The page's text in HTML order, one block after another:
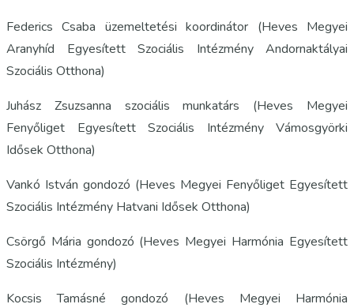
Federics Csaba üzemeltetési koordinátor (Heves Megyei
Aranyhíd Egyesített Szociális Intézmény Andornaktályai
Szociális Otthona)
Juhász Zsuzsanna szociális munkatárs (Heves Megyei
Fenyőliget Egyesített Szociális Intézmény Vámosgyörki
Idősek Otthona)
Vankó István gondozó (Heves Megyei Fenyőliget Egyesített
Szociális Intézmény Hatvani Idősek Otthona)
Csörgő Mária gondozó (Heves Megyei Harmónia Egyesített
Szociális Intézmény)
Kocsis Tamásné gondozó (Heves Megyei Harmónia